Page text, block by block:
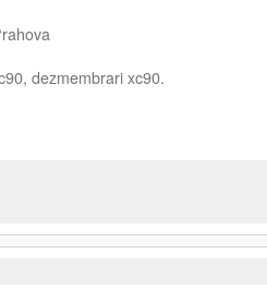
dezmembrari xc90.